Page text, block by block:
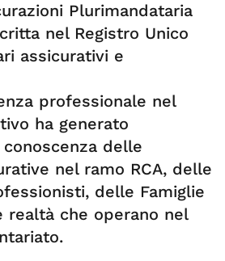
Plurimandataria
nel Registro Unico
assicurativi e
professionale nel
ha generato
conoscenza delle
nel ramo RCA, delle
delle Famiglie
che operano nel